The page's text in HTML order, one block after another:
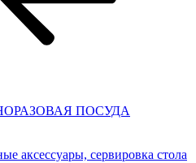
ПОСУДА
аксессуары, сервировка стола